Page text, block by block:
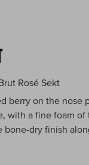
Rosé Sekt
berry on the nose
with a fine foam
bone-dry finish